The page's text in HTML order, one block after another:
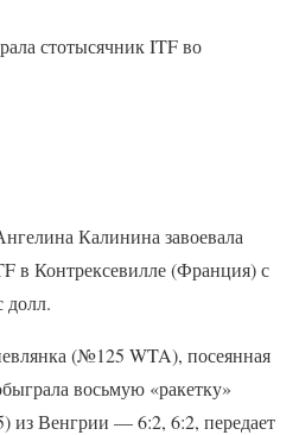
стотысячник ITF во
Калинина завоевала
в Контрексевилле (Франция) с
долл.
(№125 WTA), посеянная
восьмую «ракетку»
из Венгрии — 6:2, 6:2, передает